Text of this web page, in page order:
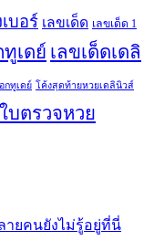
เบอร์ เลขเด็ด เลขเด็ด 1
เดย์ เลขเด็ดเดลิ
กทูเดย์ โค้งสุดท้ายหวยเดลินิวส์
ใบตรวจหวย
ายคนยังไม่รู้อยู่ที่นี่